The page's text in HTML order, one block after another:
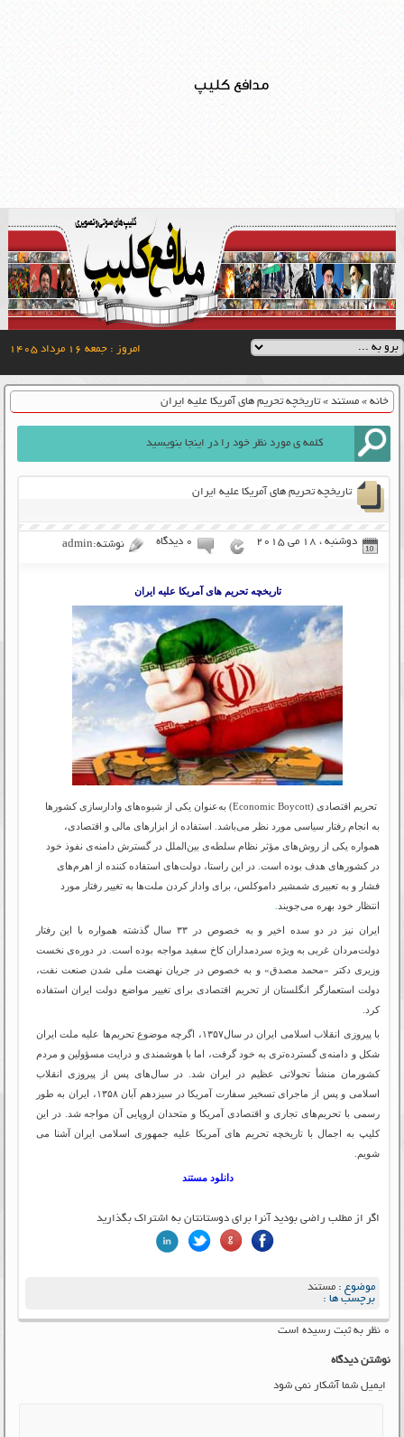
مدافع کلیپ
امروز : جمعه ۱۶ مرداد ۱۴۰۵
خانه» مستند»تاریخچه تحریم های آمریکا علیه ایران
تاریخچه تحریم های آمریکا علیه ایران
دوشنبه ، 18 می 2015 ۰ دیدگاه نوشته:admin
تاریخچه تحریم های آمریکا علیه ایران
تحریم اقتصادی (Economic Boycott) به‌عنوان یکی از شیوه‌های وادارسازی کشورها
به انجام رفتار سیاسی مورد نظر می‌باشد. استفاده از ابزارهای مالی و اقتصادی،
همواره یکی از روش‌های مؤثر نظام سلطه‌ی بین‌الملل در گسترش دامنه‌ی نفوذ خود
در کشورهای هدف بوده است. در این راستا، دولت‌های استفاده کننده از اهرم‌های
فشار و به تعبیری شمشیر داموکلس، برای وادار کردن ملت‌ها به تغییر رفتار مورد
انتظار خود بهره می‌جویند
ایران نیز در دو سده‌ اخیر و به خصوص در ۳۳ سال گذشته همواره با این رفتار
دولت‌مردان غربی به ویژه سردمداران کاخ سفید مواجه بوده است. در دوره‌ی نخست
وزیری دکتر «محمد مصدق» و به خصوص در جریان نهضت ملی شدن صنعت نفت،
دولت استعمارگر انگلستان از تحریم اقتصادی برای تغییر مواضع دولت ایران استفاده
کرد.
با پیروزی انقلاب اسلامی ‌ایران در سال۱۳۵۷، اگرچه موضوع تحریم‌ها علیه ملت ایران
شکل و دامنه‌ی گسترده‌تری به خود گرفت، اما با هوشمندی و درایت مسؤولین و مردم
کشورمان منشأ تحولاتی عظیم در ایران شد. در سال‌های پس از پیروزی انقلاب
اسلامی و پس از ماجرای تسخیر سفارت آمریکا در سیزدهم آبان ۱۳۵۸، ایران به طور
رسمی ‌با تحریم‌های تجاری و اقتصادی آمریکا و متحدان اروپایی آن مواجه شد. در این
کلیپ به اجمال با تاریخچه تحریم های آمریکا علیه جمهوری اسلامی ایران آشنا می
شویم.
دانلود مستند
اگر از مطلب راضی بودید آنرا برای دوستانتان به اشتراک بگذارید
موضوع :مستند
برچسب ها :
۰ نظر به ثبت رسیده است
نوشتن دیدگاه
ایمیل شما آشکار نمی شود